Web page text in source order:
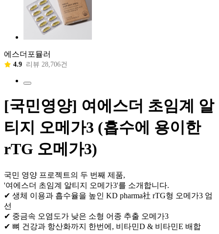
에스더포뮬러
4.9 리뷰 28,706건
[국민영양] 여에스더 초임계 알
티지 오메가3 (흡수에 용이한
rTG 오메가3)
국민 영양 프로젝트의 두 번째 제품,
'여에스더 초임계 알티지 오메가3'를 소개합니다.
✔ 생체 이용과 흡수율을 높인 KD pharma社 rTG형 오메가3 엄
선
✔ 중금속 오염도가 낮은 소형 어종 추출 오메가3
✔ 뼈 건강과 항산화까지 한번에, 비타민D & 비타민E 배합